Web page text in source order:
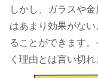
しかし、ガラスや
はあまり効果がな
ることができます
く理由とは言い切れ